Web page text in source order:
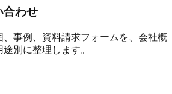
合わせ
事例、資料請求フォームを、会社概
別に整理します。